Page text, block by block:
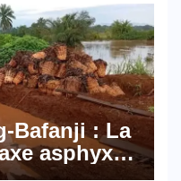
in
Bafanji : La
asphyxie